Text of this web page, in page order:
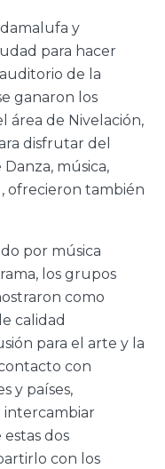
y
para hacer
de la
ganaron los
área de Nivelación,
disfrutar del
música,
ofrecieron también
por música
los grupos
como
calidad
para el arte y la
con
y países,
dos
con los